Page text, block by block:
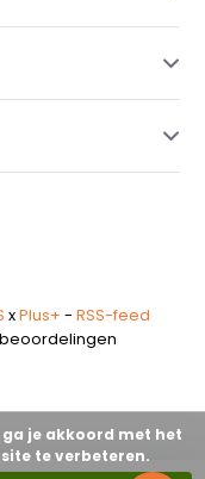
xPlus+ - RSS-feed
je akkoord met het
te verbeteren.